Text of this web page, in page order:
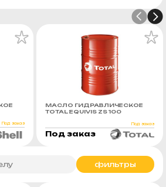
Под заказ
МАСЛО ГИДРАВЛИЧЕСКОЕ
TOTAL EQUIVIS ZS 100
Под заказ
Под заказ
фильтры